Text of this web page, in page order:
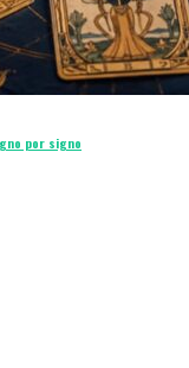
por signo